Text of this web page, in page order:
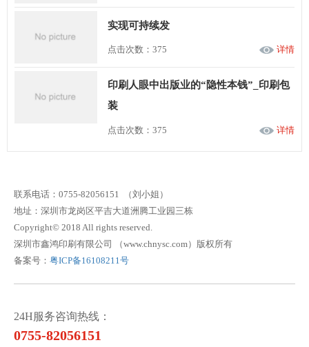
实现可持续发
点击次数：375 详情
印刷人眼中出版业的“隐性本钱”_印刷包
装
点击次数：375 详情
联系电话：0755-82056151 （刘小姐）
地址：深圳市龙岗区平吉大道洲腾工业园三栋
Copyright© 2018 All rights reserved.
深圳市鑫鸿印刷有限公司 （www.chnysc.com）版权所有
备案号： 粤ICP备16108211号
24H服务咨询热线：
0755-82056151